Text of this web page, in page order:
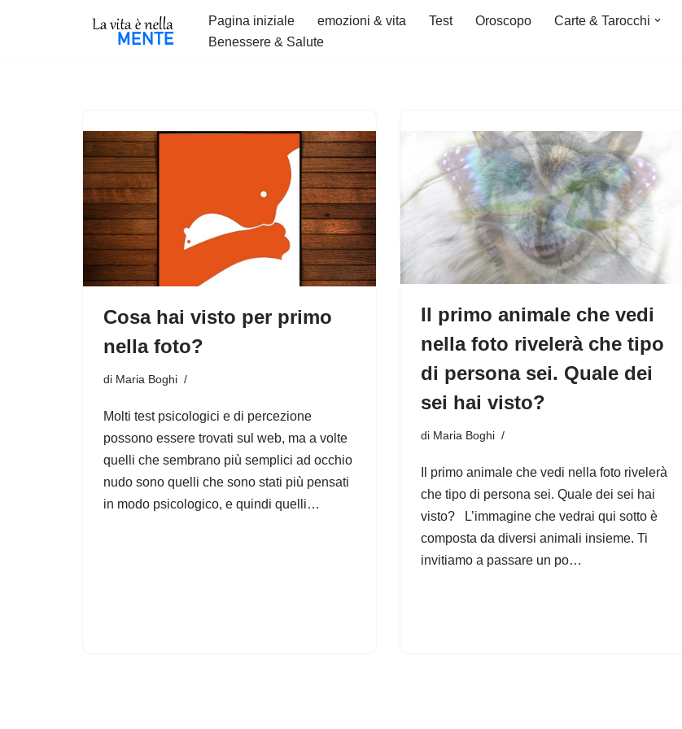
Pagina iniziale emozioni & vita Test Oroscopo Carte & Tarocchi
Benessere & Salute
Cosa hai visto per primo
nella foto?
di Maria Boghi
Molti test psicologici e di percezione
possono essere trovati sul web, ma a volte
quelli che sembrano più semplici ad occhio
nudo sono quelli che sono stati più pensati
in modo psicologico, e quindi quelli…
Il primo animale che vedi
nella foto rivelerà che tipo
di persona sei. Quale dei
sei hai visto?
di Maria Boghi
Il primo animale che vedi nella foto rivelerà
che tipo di persona sei. Quale dei sei hai
visto? L’immagine che vedrai qui sotto è
composta da diversi animali insieme. Ti
invitiamo a passare un po…